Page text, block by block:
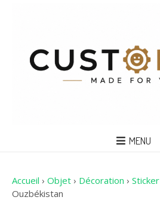
MENU
Accueil › Objet › Décoration › Sticker
Ouzbékistan